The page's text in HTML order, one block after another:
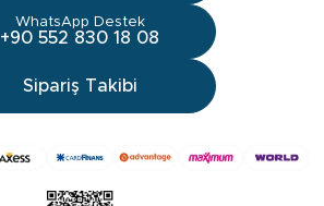
WhatsApp Destek
+90 552 830 18 08
Sipariş Takibi